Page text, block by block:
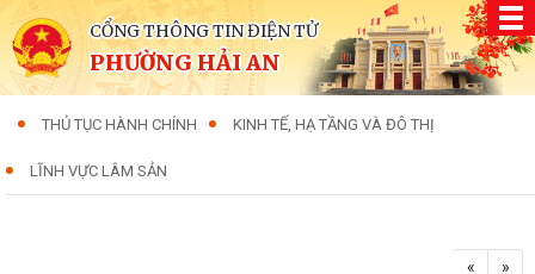
CỔNG THÔNG TIN ĐIỆN TỬ
PHƯỜNG HẢI AN
THỦ TỤC HÀNH CHÍNH KINH TẾ, HẠ TẦNG VÀ ĐÔ THỊ
LĨNH VỰC LÂM SẢN
« »